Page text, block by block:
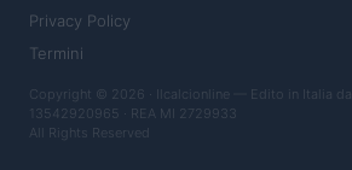
Privacy Policy
Termini
Copyright © 2026 · Ilcalcionline — Edito in Italia da
13542920965 · REA MI 2729933
All Rights Reserved